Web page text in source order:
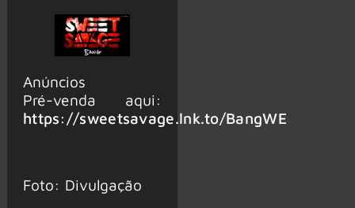
Anúncios
Pré-venda aqui:
https://sweetsavage.lnk.to/BangWE
Foto: Divulgação